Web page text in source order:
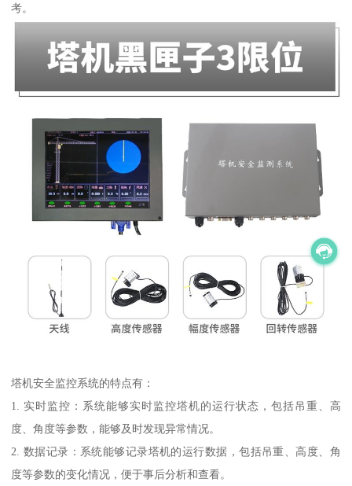
考。
塔机安全监控系统的特点有：
1. 实时监控：系统能够实时监控塔机的运行状态，包括吊重、高
度、角度等参数，能够及时发现异常情况。
2. 数据记录：系统能够记录塔机的运行数据，包括吊重、高度、角
度等参数的变化情况，便于事后分析和查看。